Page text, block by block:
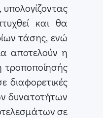
και θα
τάσης, ενώ
αποτελούν η
δυνατοτήτων
σε